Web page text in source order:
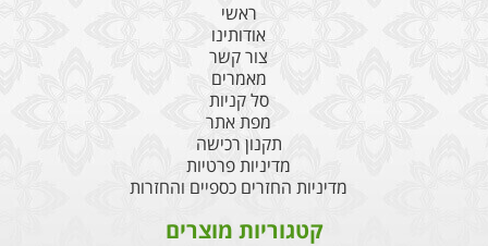
ראשי
אודותינו
צור קשר
מאמרים
סל קניות
מפת אתר
תקנון רכישה
מדיניות פרטיות
מדיניות החזרים כספיים והחזרות
קטגוריות מוצרים